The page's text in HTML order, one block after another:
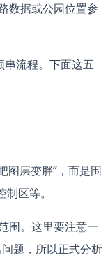
数据或公园位置参
串流程。下面这五
图层变胖”，而是围
区等。
围。这里要注意一
题，所以正式分析